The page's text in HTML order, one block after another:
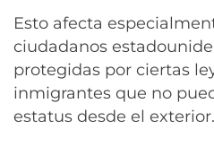
Esto afecta
ciudadanos
protegidas por ciertas
inmigrantes que no
estatus desde el exterior.